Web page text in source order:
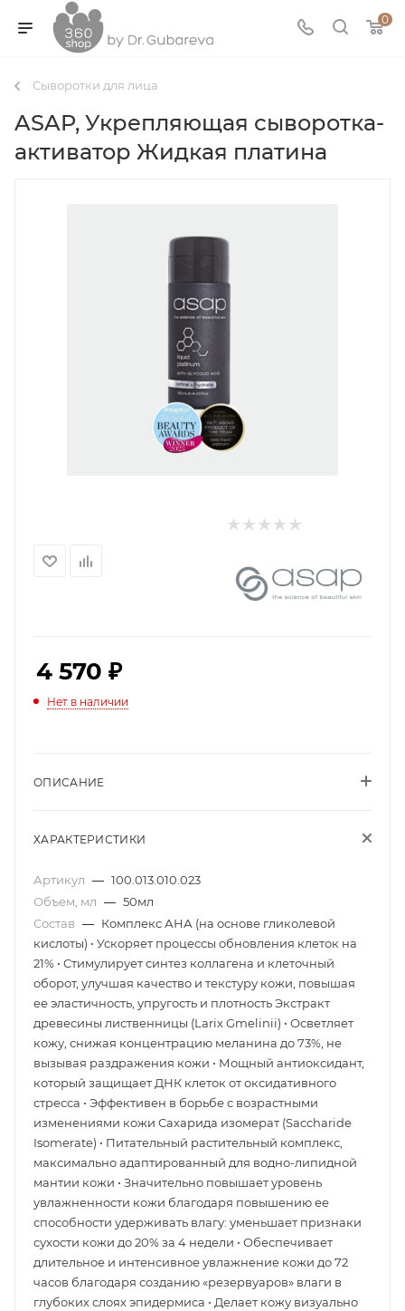
0
Сыворотки для лица
ASAP, Укрепляющая сыворотка-
активатор Жидкая платина
4 570 ₽
Нет в наличии
ОПИСАНИЕ
ХАРАКТЕРИСТИКИ
Артикул — 100.013.010.023
Объем, мл — 50мл
Состав — Комплекс АНА (на основе гликолевой
кислоты) • Ускоряет процессы обновления клеток на
21% • Стимулирует синтез коллагена и клеточный
оборот, улучшая качество и текстуру кожи, повышая
ее эластичность, упругость и плотность Экстракт
древесины лиственницы (Larix Gmelinii) • Осветляет
кожу, снижая концентрацию меланина до 73%, не
вызывая раздражения кожи • Мощный антиоксидант,
который защищает ДНК клеток от оксидативного
стресса • Эффективен в борьбе с возрастными
изменениями кожи Сахарида изомерат (Saccharide
Isomerate) • Питательный растительный комплекс,
максимально адаптированный для водно-липидной
мантии кожи • Значительно повышает уровень
увлажненности кожи благодаря повышению ее
способности удерживать влагу: уменьшает признаки
сухости кожи до 20% за 4 недели • Обеспечивает
длительное и интенсивное увлажнение кожи до 72
часов благодаря созданию «резервуаров» влаги в
глубоких слоях эпидермиса • Делает кожу визуально